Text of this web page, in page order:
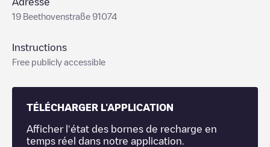
19 Beethovenstraße 91074
Instructions
Free publicly accessible
TÉLÉCHARGER L'APPLICATION
Afficher l'état des bornes de recharge en
temps réel dans notre application.